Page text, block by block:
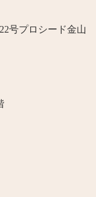
号プロシード金山